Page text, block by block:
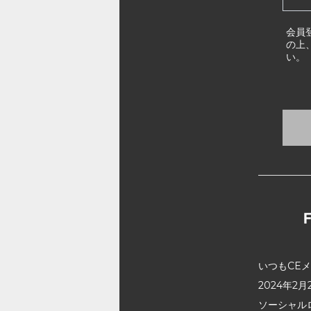
会員
の上
い。
いつもCE
2024年2月
ソーシャ